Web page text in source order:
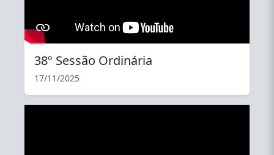
38º Sessão Ordinária
17/11/2025